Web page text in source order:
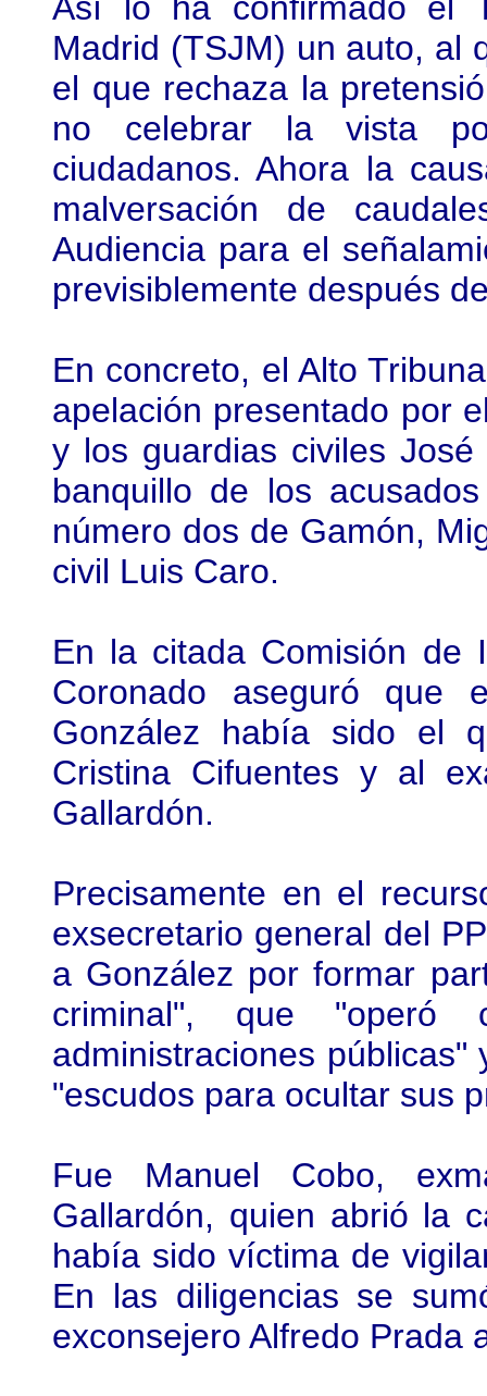
Madrid (TSJM) un auto, al
el que rechaza la
no celebrar la vista
ciudadanos. Ahora la
malversación de
Audiencia para el
previsiblemente después
En concreto, el Alto
apelación presentado por
y los guardias civiles
banquillo de los
número dos de Gamón,
civil Luis Caro.
En la citada Comisión de
Coronado aseguró que
González había sido el
Cristina Cifuentes y al
Gallardón.
Precisamente en el
exsecretario general del
a González por formar
criminal", que "operó
administraciones
"escudos para ocultar sus
Fue Manuel Cobo,
Gallardón, quien abrió la
había sido víctima de
En las diligencias se
exconsejero Alfredo Prada